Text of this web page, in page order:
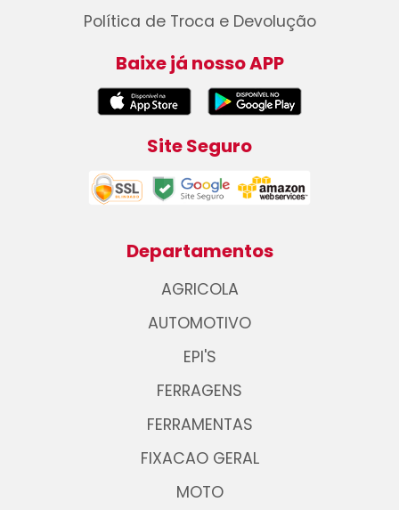
Política de Troca e Devolução
Baixe já nosso APP
Site Seguro
Departamentos
AGRICOLA
AUTOMOTIVO
EPI'S
FERRAGENS
FERRAMENTAS
FIXACAO GERAL
MOTO